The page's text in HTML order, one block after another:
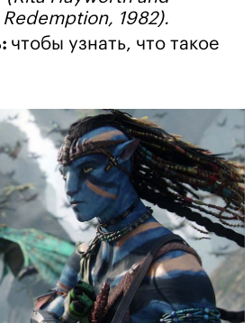
1982).
чтобы узнать, что такое